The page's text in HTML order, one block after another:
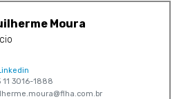
Moura
11 3016-1888